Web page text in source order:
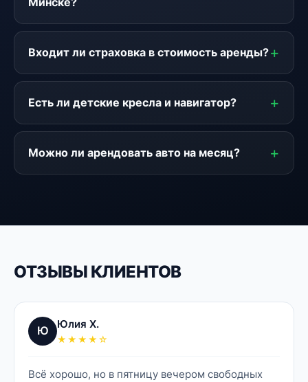
Входит ли страховка в стоимость аренды?
Есть ли детские кресла и навигатор?
Можно ли арендовать авто на месяц?
ОТЗЫВЫ КЛИЕНТОВ
Ю Юлия Х.
★★★★☆
Всё хорошо, но в пятницу вечером свободных